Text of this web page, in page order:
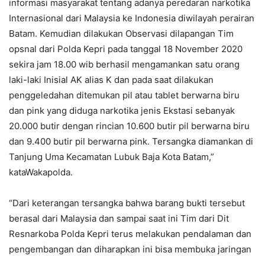
informasi masyarakat tentang adanya peredaran narkotika
Internasional dari Malaysia ke Indonesia diwilayah perairan
Batam. Kemudian dilakukan Observasi dilapangan Tim
opsnal dari Polda Kepri pada tanggal 18 November 2020
sekira jam 18.00 wib berhasil mengamankan satu orang
laki-laki Inisial AK alias K dan pada saat dilakukan
penggeledahan ditemukan pil atau tablet berwarna biru
dan pink yang diduga narkotika jenis Ekstasi sebanyak
20.000 butir dengan rincian 10.600 butir pil berwarna biru
dan 9.400 butir pil berwarna pink. Tersangka diamankan di
Tanjung Uma Kecamatan Lubuk Baja Kota Batam,”
kataWakapolda.
“Dari keterangan tersangka bahwa barang bukti tersebut
berasal dari Malaysia dan sampai saat ini Tim dari Dit
Resnarkoba Polda Kepri terus melakukan pendalaman dan
pengembangan dan diharapkan ini bisa membuka jaringan